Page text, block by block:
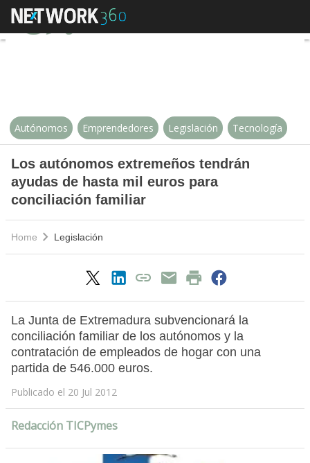
Los autónomos extremeños
Autónomos Emprendedores Legislación Tecnología
Los autónomos extremeños tendrán
ayudas de hasta mil euros para
conciliación familiar
Home Legislación
La Junta de Extremadura subvencionará la
conciliación familiar de los autónomos y la
contratación de empleados de hogar con una
partida de 546.000 euros.
Publicado el 20 Jul 2012
Redacción TICPymes